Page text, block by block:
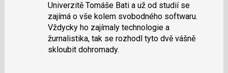
Univerzitě Tomáše Bati a už od studií se
zajímá o vše kolem svobodného softwaru.
Vždycky ho zajímaly technologie a
žurnalistika, tak se rozhodl tyto dvě vášně
skloubit dohromady.